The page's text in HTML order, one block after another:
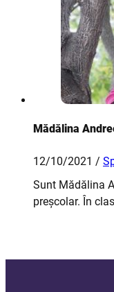
Mădălina
12/10/2021 /
Sunt Mădălina
preșcolar. În